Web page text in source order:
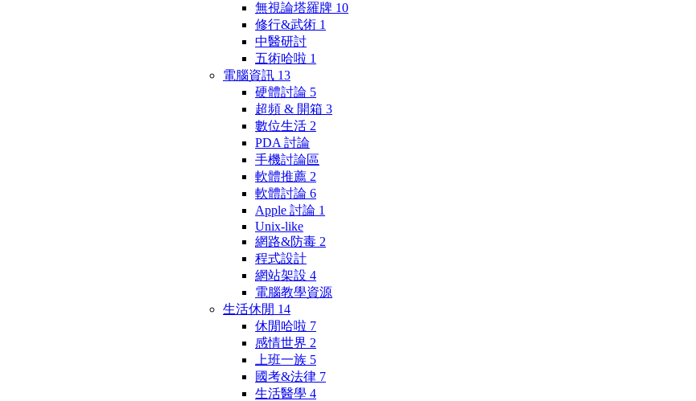
無視論塔羅牌 10
修行&武術 1
中醫研討
五術哈啦 1
電腦資訊 13
硬體討論 5
超頻 & 開箱 3
數位生活 2
PDA 討論
手機討論區
軟體推薦 2
軟體討論 6
Apple 討論 1
Unix-like
網路&防毒 2
程式設計
網站架設 4
電腦教學資源
生活休閒 14
休閒哈啦 7
感情世界 2
上班一族 5
國考&法律 7
生活醫學 4